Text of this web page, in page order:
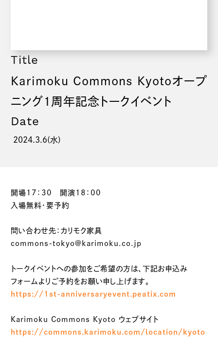
Title
Karimoku Commons Kyotoオープ
ニング1周年記念トークイベント
Date
2024.3.6(水)
開場17：30 開演18：00
入場無料・要予約
問い合わせ先：カリモク家具
commons-tokyo@karimoku.co.jp
トークイベントへの参加をご希望の方は、下記お申込み
フォームよりご予約をお願い申し上げます。
https://1st-anniversaryevent.peatix.com
Karimoku Commons Kyoto ウェブサイト
https://commons.karimoku.com/location/kyoto